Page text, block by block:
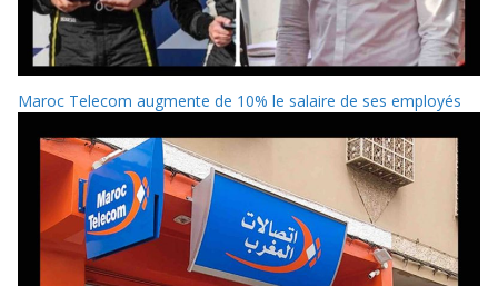
Maroc Telecom augmente de 10% le salaire de ses employés